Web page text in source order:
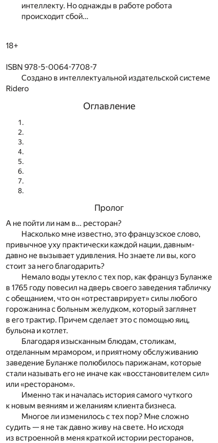
интеллекту. Но однажды в работе робота
происходит сбой…
18+
ISBN 978-5-0064-7708-7
Создано в интеллектуальной издательской системе
Ridero
Оглавление
Пролог
А не пойти ли нам в… ресторан?
Насколько мне известно, это французское слово,
привычное уху практически каждой нации, давным-
давно не вызывает удивления. Но знаете ли вы, кого
стоит за него благодарить?
Немало воды утекло с тех пор, как француз Буланже
в 1765 году повесил на дверь своего заведения табличку
с обещанием, что он «отреставрирует» силы любого
горожанина с больным желудком, который заглянет
в его трактир. Причем сделает это с помощью яиц,
бульона и котлет.
Благодаря изысканным блюдам, столикам,
отделанным мрамором, и приятному обслуживанию
заведение Буланже полюбилось парижанам, которые
стали называть его не иначе как «восстановителем сил»
или «рестораном».
Именно так и началась история самого чуткого
к новым веяниям и желаниям клиента бизнеса.
Многое ли изменилось с тех пор? Мне сложно
судить — я не так давно живу на свете. Но исходя
из встроенной в меня краткой истории ресторанов,